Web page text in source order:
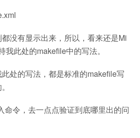
没有显示出来，所以，看来还是Mi
我此处的makefile中的写法。
处的写法，都是标准的makefile写
命令，去一点点验证到底哪里出的问